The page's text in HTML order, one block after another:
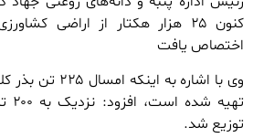
کنون ۲۵ هزار هکتار از اراضی
اختصاص یافت
وی با اشاره به
توزیع شد.